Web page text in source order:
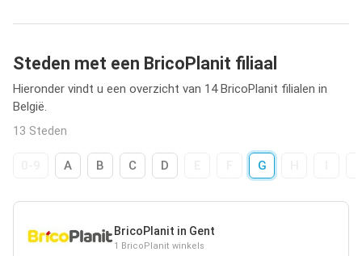
Steden met een BricoPlanit filiaal
Hieronder vindt u een overzicht van 14 BricoPlanit filialen in
België.
13 Steden
A B C D G
BricoPlanit in Gent
1 BricoPlanit winkels